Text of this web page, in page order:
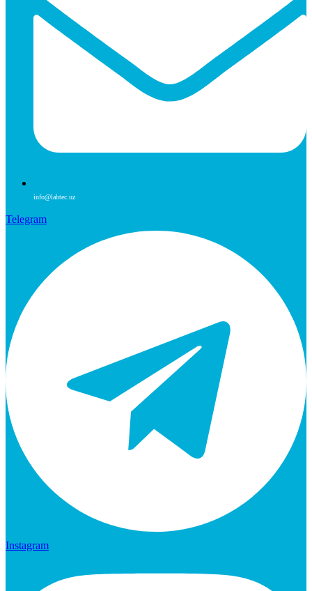
info@labtec.uz
Telegram
Instagram